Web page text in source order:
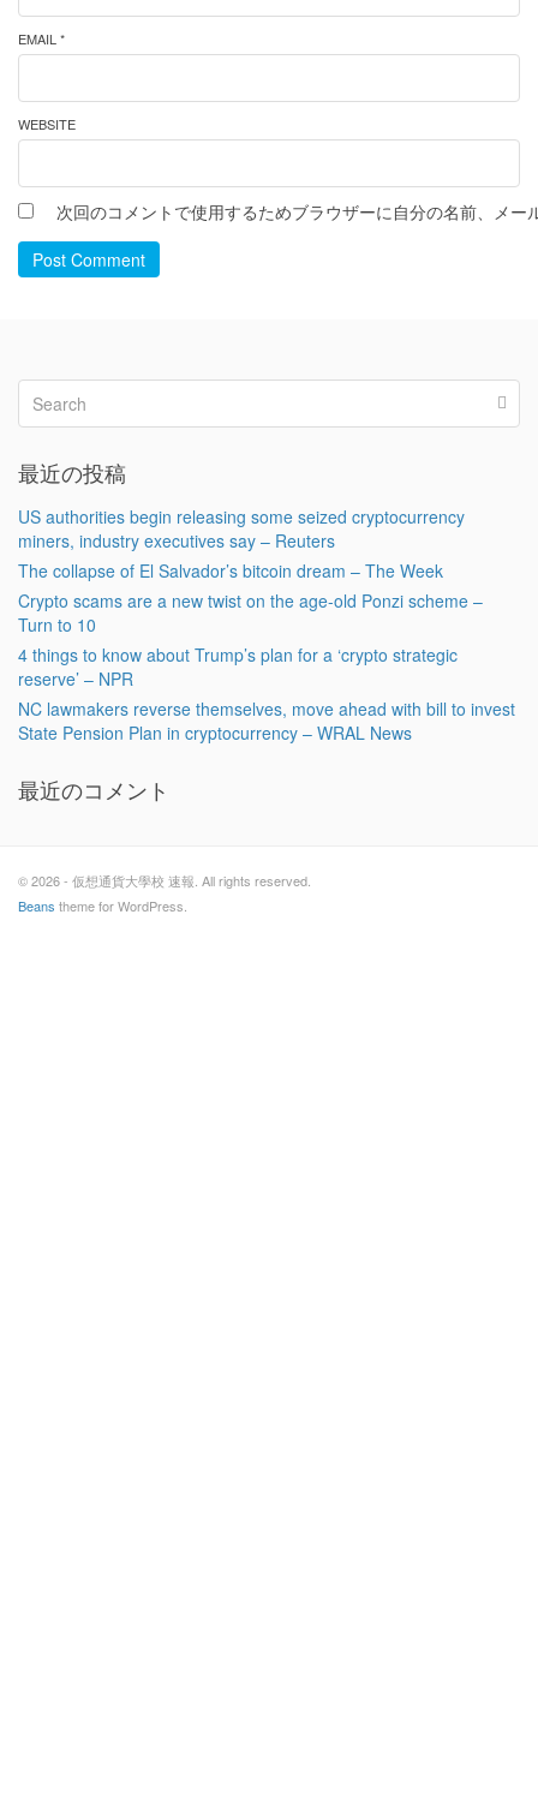
EMAIL *
WEBSITE
次回のコメントで使用するためブラウザーに自分の名前、メー
Post Comment
最近の投稿
US authorities begin releasing some seized cryptocurrency
miners, industry executives say – Reuters
The collapse of El Salvador’s bitcoin dream – The Week
Crypto scams are a new twist on the age-old Ponzi scheme –
Turn to 10
4 things to know about Trump’s plan for a ‘crypto strategic
reserve’ – NPR
NC lawmakers reverse themselves, move ahead with bill to invest
State Pension Plan in cryptocurrency – WRAL News
最近のコメント
© 2026 - 仮想通貨大學校 速報. All rights reserved.
Beans theme for WordPress.